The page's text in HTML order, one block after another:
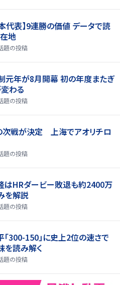
代表】9連勝の価値 データで読
地
題の投稿
制元年が8月開幕 初の年度またぎ
わる
題の投稿
次戦が決定 上海でアオリチロ
題の投稿
はHRダービー敗退も約2400万
を解説
題の投稿
「300-150」に史上2位の速さで
を読み解く
題の投稿